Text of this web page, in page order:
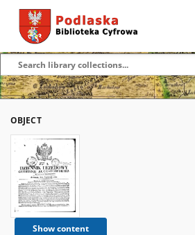
OBJECT
Show content